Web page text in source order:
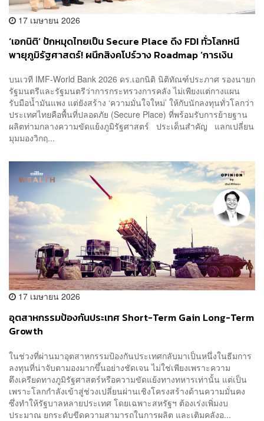
17 เมษายน 2026
‘เอกนิติ’ ปักหมุดไทยเป็น Secure Place ดึง FDI ทั่วโลกหนี
พายุภูมิรัฐศาสตร์! ผนึกสิงคโปร์วาง Roadmap ‘การเงิน
AI เต็มสูบ
บนเวที IMF-World Bank 2026 ดร.เอกนิติ นิติทัณฑ์ประภาศ รองนายก
รัฐมนตรีและรัฐมนตรีว่าการกระทรวงการคลัง ไม่เพียงแต่กางแผน
รับมือน้ำมันแพง แต่ยังสร้าง ‘ความมั่นใจใหม่’ ให้กับนักลงทุนทั่วโลกว่า
ประเทศไทยคือพื้นที่ปลอดภัย (Secure Place) ที่พร้อมรับการย้ายฐาน
ผลิตท่ามกลางความขัดแย้งภูมิรัฐศาสตร์ ประเด็นสำคัญ แลกเปลี่ยน
มุมมองวิกฤ...
17 เมษายน 2026
อุตสาหกรรมป้องกันประเทศ Short-Term Gain Long-Term
Growth
ในช่วงที่ผ่านมาอุตสาหกรรมป้องกันประเทศกลับมาเป็นหนึ่งในธีมการ
ลงทุนที่น่าจับตามองมากขึ้นอย่างชัดเจน ไม่ใช่เพียงเพราะความ
ตึงเครียดทางภูมิรัฐศาสตร์หรือความขัดแย้งทางทหารเท่านั้น แต่เป็น
เพราะโลกกำลังเข้าสู่ช่วงเปลี่ยนผ่านเชิงโครงสร้างด้านความมั่นคง
ซึ่งทำให้รัฐบาลหลายประเทศ โดยเฉพาะสหรัฐฯ ต้องเร่งเพิ่มงบ
ประมาณ ยกระดับขีดความสามารถในการผลิต และเติมคลังอ...